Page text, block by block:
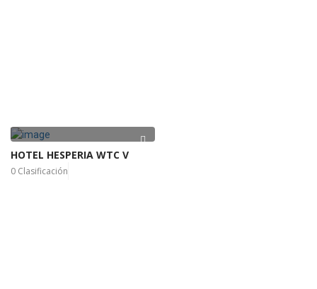
HOTEL HESPERIA WTC V
0 Clasificación